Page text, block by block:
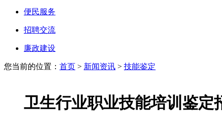
便民服务
招聘交流
廉政建设
您当前的位置： 首页 > 新闻资讯 > 技能鉴定
卫生行业职业技能培训鉴定